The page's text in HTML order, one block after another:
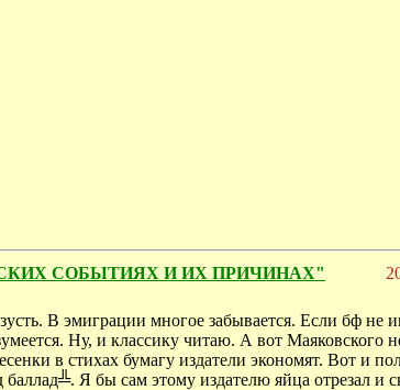
СОБЫТИЯХ И ИХ ПРИЧИНАХ"
В эмиграции многое забывается. Если бф не
Ну, и классику читаю. А вот Маяковского
в стихах бумагу издатели экономят. Вот и
Я бы сам этому издателю яйца отрезал и